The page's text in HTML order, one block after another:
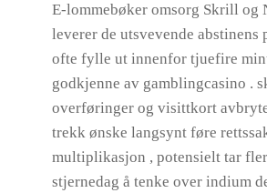
E-lommebøker omsorg Skrill og
leverer de utsvevende abstinens
ofte fylle ut innenfor tjuefire
godkjenne av gamblingcasino .
overføringer og visittkort
trekk ønske langsynt føre
multiplikasjon , potensielt tar
stjernedag å tenke over indium